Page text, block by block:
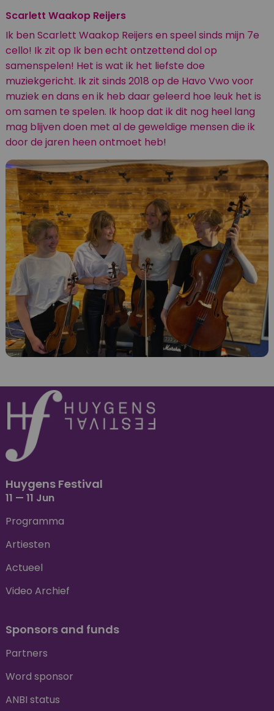
Scarlett Waakop Reijers
Ik ben Scarlett Waakop Reijers en speel sinds mijn 7e
cello! Ik zit op Ik ben echt ontzettend dol op
samenspelen! Het is wat ik het liefste doe
muziekgericht. Ik zit sinds 2018 op de Havo Vwo voor
muziek en dans en ik heb daar geleerd hoe leuk het is
om samen te spelen. Ik hoop dat ik dit nog heel lang
mag blijven doen met al de geweldige mensen die ik
door de jaren heen ontmoet heb!
Huygens Festival
11 — 11 Jun
Programma
Artiesten
Actueel
Video Archief
Sponsors and funds
Partners
Word sponsor
ANBI status